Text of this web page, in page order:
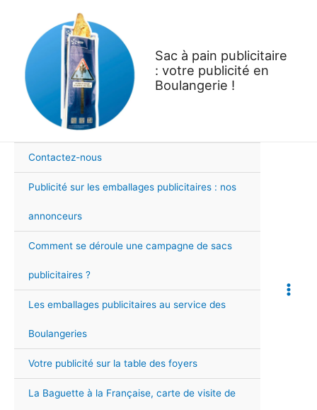
contenu
Sac à pain publicitaire
: votre publicité en
Boulangerie !
Contactez-nous
Publicité sur les emballages publicitaires : nos
annonceurs
Comment se déroule une campagne de sacs
publicitaires ?
Les emballages publicitaires au service des
Boulangeries
Votre publicité sur la table des foyers
La Baguette à la Française, carte de visite de
Main